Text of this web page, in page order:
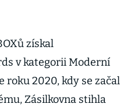
získal
v kategorii Moderní
roku 2020, kdy se začal
Zásilkovna stihla